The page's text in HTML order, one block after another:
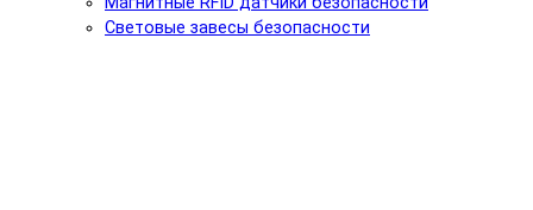
Световые завесы безопасности